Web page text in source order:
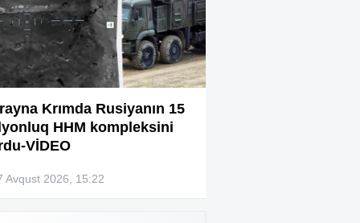
Rüşvətdə təqsirləndirilən 3
vəzifəli şəxsin məhkəməsi
başlayır
“Həyat yoldaşın istəmirsə,
Kiberpolis əməliyyat keçirdi:
Xarici saytları ələ keçirən
Krımda Rusiyanın 15
HHM kompleksini
VİDEO
Avqust 2026, 15:22